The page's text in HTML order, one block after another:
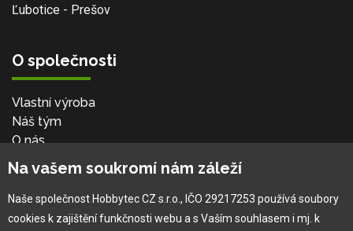
Ľubotice - Prešov
O společnosti
Vlastní výroba
Náš tým
O nás
Pro zákazníka
Na vašem soukromí nám záleží
Naše společnost Hobbytec CZ s.r.o., IČO 29217253 používá soubory
cookies k zajištění funkčnosti webu a s Vaším souhlasem i mj. k